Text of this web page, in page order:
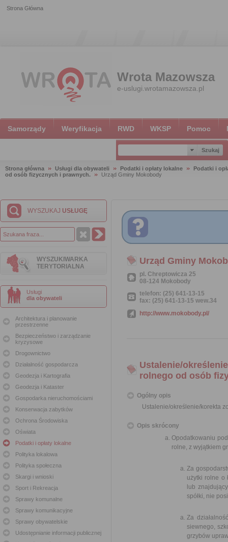
Strona Główna
Wrota Mazowsza
e-uslugi.wrotamazowsza.pl
Samorządy Weryfikacja RWD WKSP Pomoc
Strona główna Usługi dla obywateli Podatki i opłaty lokalne
Podatki i
od osób fizycznych i prawnych.
Urząd Gminy Mokobody
WYSZUKAJ USŁUGĘ
WYSZUKIWARKA
TERYTORIALNA
Usługi
dla obywateli
Architektura i planowanie
przestrzenne
Bezpieczeństwo i zarządzanie
kryzysowe
Drogownictwo
Działalność gospodarcza
Geodezja i Kartografia
Geodezja i Kataster
Gospodarka nieruchomościami
Konserwacja zabytków
Ochrona Środowiska
Oświata
Podatki i opłaty lokalne
Polityka lokalowa
Polityka społeczna
Skargi i wnioski
Sport i Rekreacja
Sprawy komunalne
Sprawy komunikacyjne
Sprawy obywatelskie
Udostępnianie informacji publicznej
Urząd Gminy
pl. Chreptowicza 25
08-124 Mokobody
telefon: (25) 641-13-15
fax: (25) 641-13-15 wew.34
http://www.mokobody.pl/
Ustalenie/
rolnego od osób
Ogólny opis
Ustalenie/określenie/korekta
Opis skrócony
Opodatkowaniu
rolne, z wyjątkiem
Za
użytki rolne o
lub
spółki, nie
Za
siewnego,
grzybów